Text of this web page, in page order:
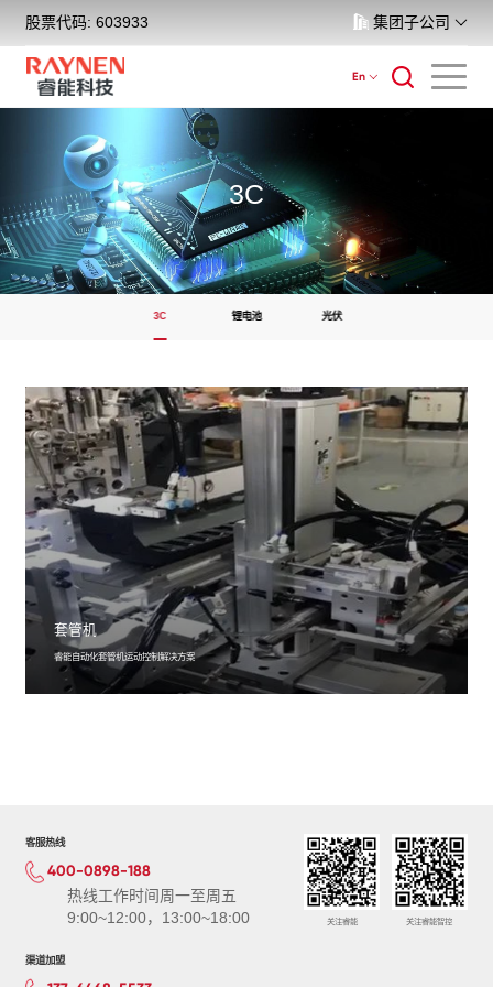
股票代码: 603933 集团子公司
En
3C
3C 锂电池 光伏
套管机
睿能自动化套管机运动控制解决方案
客服热线
400-0898-188
热线工作时间周一至周五
9:00~12:00，13:00~18:00
渠道加盟
关注睿能 关注睿能智控